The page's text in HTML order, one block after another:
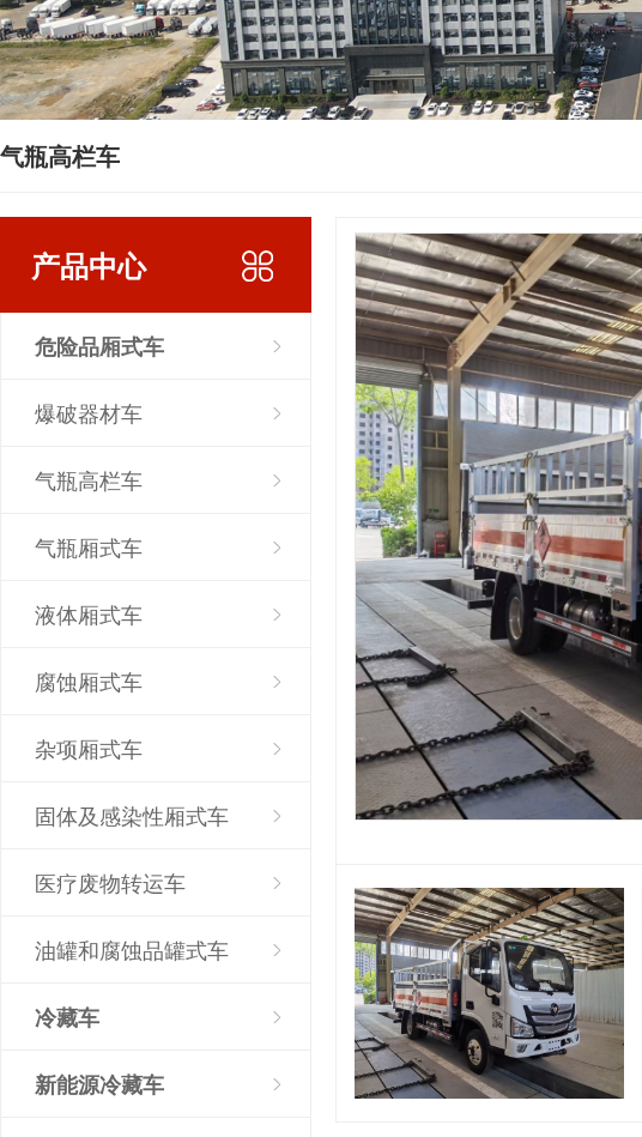
气瓶高栏车
产品中心
危险品厢式车
爆破器材车
气瓶高栏车
气瓶厢式车
液体厢式车
腐蚀厢式车
杂项厢式车
固体及感染性厢式车
医疗废物转运车
油罐和腐蚀品罐式车
冷藏车
新能源冷藏车